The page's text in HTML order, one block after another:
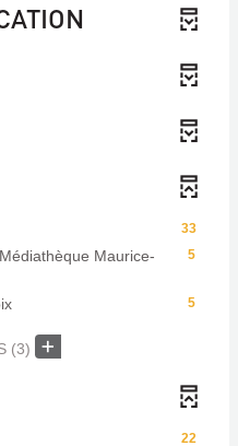
33
5
Maurice-
5
(3)
22